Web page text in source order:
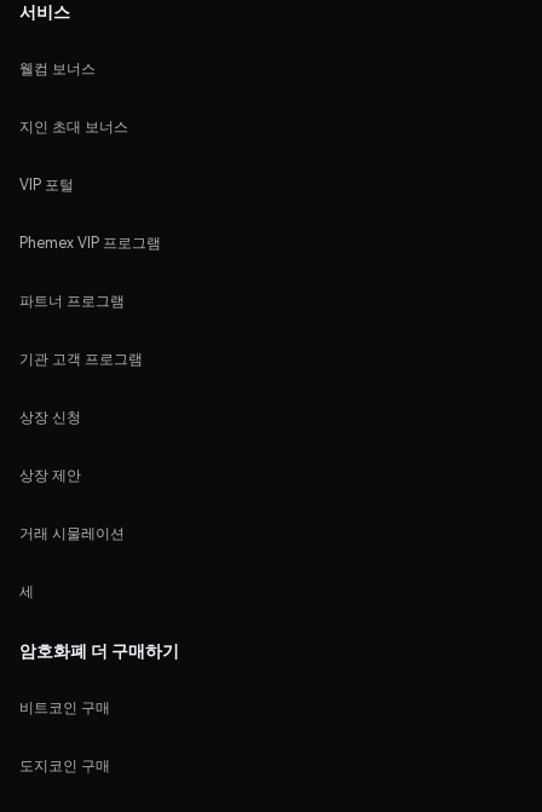
서비스
웰컴 보너스
지인 초대 보너스
VIP 포털
Phemex VIP 프로그램
파트너 프로그램
기관 고객 프로그램
상장 신청
상장 제안
거래 시물레이션
세
암호화폐 더 구매하기
비트코인 구매
도지코인 구매